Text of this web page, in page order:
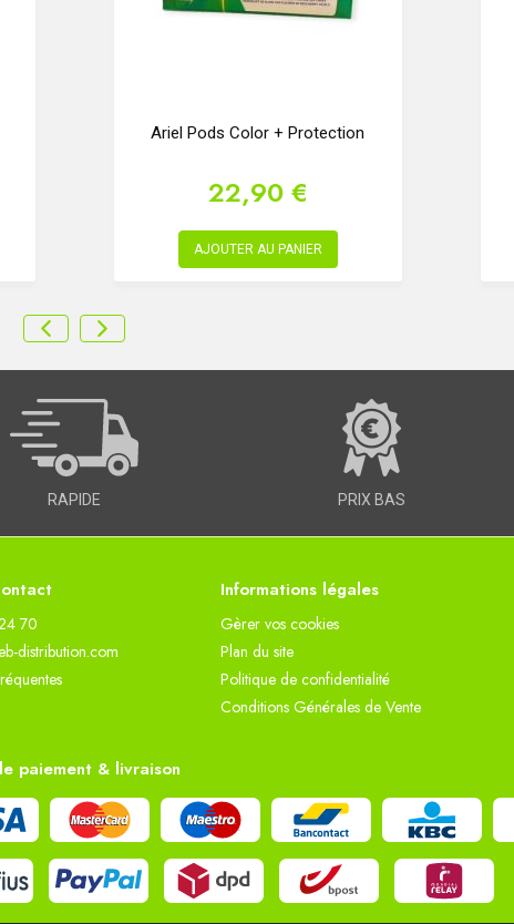
Ariel Pods Color + Protection
22,90 €
AJOUTER AU PANIER
RAPIDE PRIX BAS
70
distribution.com
Informations légales
Gèrer vos cookies
Plan du site
Politique de confidentialité
Conditions Générales de Vente
paiement & livraison